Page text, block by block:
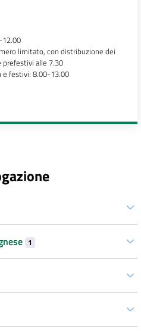
12.00
limitato, con distribuzione dei
prefestivi alle 7.30
e festivi: 8.00-13.00
1